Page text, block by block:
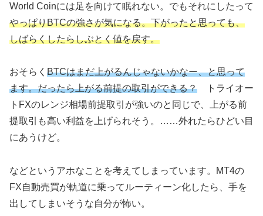
World Coinには足を向けて眠れない。でもそれにしたって
やっぱりBTCの強さが気になる。下がったと思っても、
しばらくしたらしぶとく値を戻す。
おそらく BTCはまだ上がるんじゃないかなー、と思って
ます。だったら上がる前提の取引ができる？ トライオー
トFXのレンジ相場前提取引が強いのと同じで、上がる前
提取引も高い利益を上げられそう。……外れたらひどい目
にあうけど。
などというアホなことを考えてしまっています。MT4の
FX自動売買が軌道に乗ってルーティーン化したら、手を
出してしまいそうな自分が怖い。